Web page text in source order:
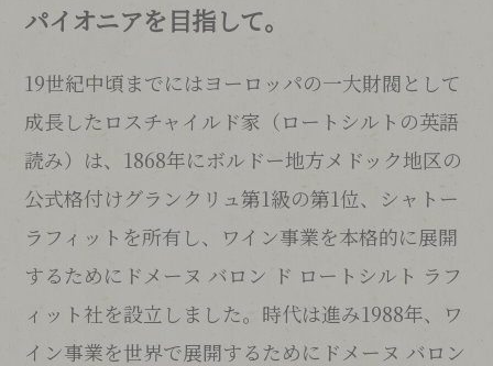
パイオニアを目指して。
19世紀中頃までにはヨーロッパの一大財閥として
成長したロスチャイルド家（ロートシルトの英語
読み）は、1868年にボルドー地方メドック地区の
公式格付けグランクリュ第1級の第1位、シャトー
ラフィットを所有し、ワイン事業を本格的に展開
するためにドメーヌ バロン ド ロートシルト ラフ
ィット社を設立しました。時代は進み1988年、ワ
イン事業を世界で展開するためにドメーヌ バロン